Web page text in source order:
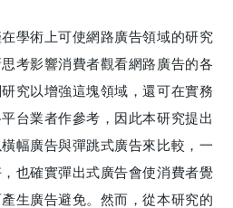
術上可使網路廣告領域的研究
考影響消費者觀看網路廣告的各
究以增強這塊領域，還可在實務
台業者作參考，因此本研究提出
幅廣告與彈跳式廣告來比較，一
也確實彈出式廣告會使消費者覺
生廣告避免。然而，從本研究的